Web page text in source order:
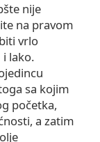
nije
na pravom
vrlo
lako.
sa kojim
početka,
a zatim